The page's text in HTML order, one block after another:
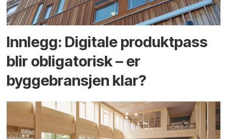
Innlegg: Digitale produktpass
blir obligatorisk – er
byggebransjen klar?